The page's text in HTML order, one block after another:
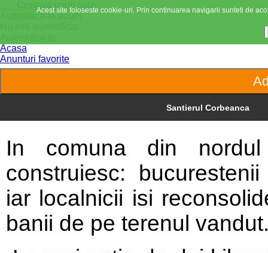
Craiova
imobiliare
Autentifica-te acum
Acasa
Anunturi favorite
Santierul Corbeanca
In comuna din
construiesc:
iar localnicii isi
banii de pe terenul
Acest site foloseste cookie-uri. Prin continuarea navigarii sunteti de